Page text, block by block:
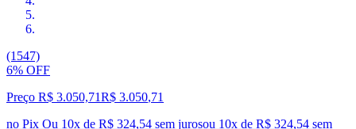
(1547)
6% OFF
Preço R$ 3.050,71R$ 3.050,71
no Pix Ou 10x de R$ 324,54 sem jurosou 10x de R$ 324,54 sem